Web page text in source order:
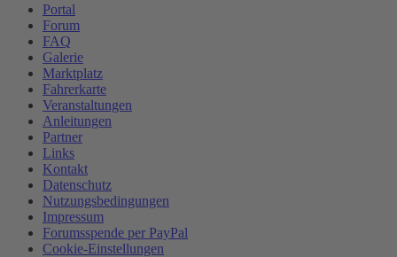
Portal
Forum
FAQ
Galerie
Marktplatz
Fahrerkarte
Veranstaltungen
Anleitungen
Partner
Links
Kontakt
Datenschutz
Nutzungsbedingungen
Impressum
Forumsspende per PayPal
Cookie-Einstellungen